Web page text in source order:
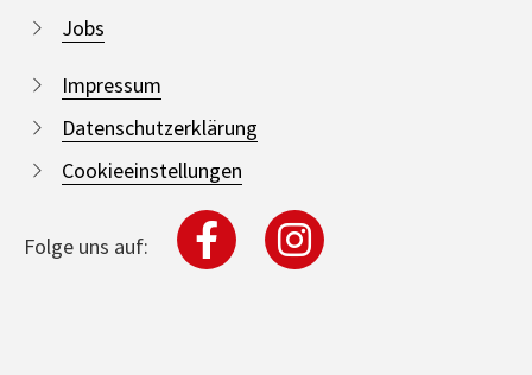
Jobs
Impressum
Datenschutzerklärung
Cookieeinstellungen
Folge uns auf: